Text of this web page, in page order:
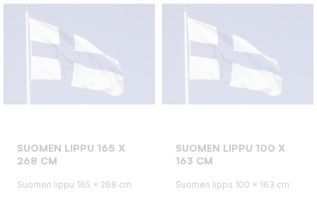
SUOMEN LIPPU 165 X
268 CM
Suomen lippu 165 x 268 cm
SUOMEN LIPPU 100 X
163 CM
Suomen lippu 100 x 163 cm